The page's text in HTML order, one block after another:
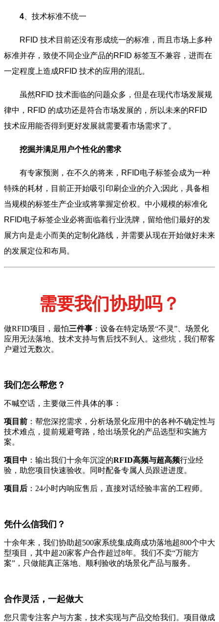
4 、技术标准不统一
RFID 技术目前还没有形成统一的标准，而且市场上多种
标准并存，致使不同企业产品的RFID 标签互不兼容，进而在
一定程度上造成RFID 技术的应用的混乱。
虽然RFID 技术面临的问题众多，但是在现代市场发展规
律中，RFID 的成功还是符合市场发展的，所以未来的RFID
技术应用能否得到更好发展就需要看市场需求了。
挖掘并满足用户个性化的需求
有专家预测，在不久的将来，RFID电子标签会成为一种
特殊的耗材，目前正开始吸引印刷企业的介入;因此，具备相
当规模的标签生产企业或将掌握定价权。中小规模的标准化
RFID电子标签企业必将面临着行业洗牌，留给他们最好的发
展方向是走小而美的定制化路线，并需要从现在开始做好未来
的发展定位和布局。
需要我们协助吗？
做RFID项目，最怕三件事 ：设备在特定场景“不灵”、场景化
应用无法落地、技术支持与售后找不到人。这些坑，我们帮客
户避过无数次。
我们怎么帮您？
不喊空话，主要做三件具体的事：
项目前 ：帮您深挖需求，分析场景化应用中的各种不确定性与
技术难点，提前规避弯路，给出场景化的产品选型和实施方
案。
项目中 ：输出我们十余年沉淀的RFID高频与超高频行业经
验，助您项目快速验收。同时配备专属人员跟进进度。
项目后 ：24小时内响应售后，直接对话经验丰富的工程师。
凭什么信我们？
十余年来，我们协助超500家系统集成商成功落地超800个中大
型项目，其中超20家客户合作超过8年。我们不卖“万能方
案”，只做能真正落地、顺利验收的场景化产品与服务。
合作灵活，一起做大
您只需专注客户与方案，技术实现与产品交给我们。项目做成